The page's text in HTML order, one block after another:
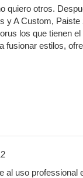
quiero otros.
y A Custom, Paiste
los que tienen
fusionar estilos,
al uso professional